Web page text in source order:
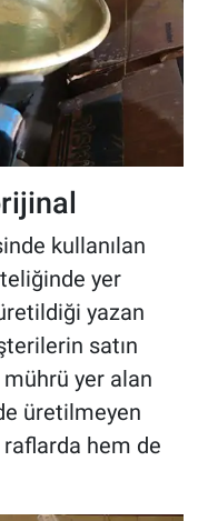
kullanılan
yer
yazan
satın
mührü yer alan
üretilmeyen
hem de